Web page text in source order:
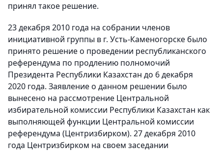
принял такое решение.
23 декабря 2010 года на собрании членов
инициативной группы в г. Усть-Каменогорске было
принято решение о проведении республиканского
референдума по продлению полномочий
Президента Республики Казахстан до 6 декабря
2020 года. Заявление о данном решении было
вынесено на рассмотрение Центральной
избирательной комиссии Республики Казахстан как
выполняющей функции Центральной комиссии
референдума (Центризбирком). 27 декабря 2010
года Центризбирком на своем заседании